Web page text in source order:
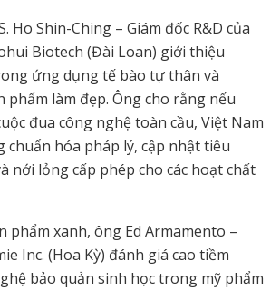
Ho Shin-Ching – Giám đốc R&D của
Biotech (Đài Loan) giới thiệu
ứng dụng tế bào tự thân và
phẩm làm đẹp. Ông cho rằng nếu
đua công nghệ toàn cầu, Việt Nam
chuẩn hóa pháp lý, cập nhật tiêu
nới lỏng cấp phép cho các hoạt chất
phẩm xanh, ông Ed Armamento –
Inc. (Hoa Kỳ) đánh giá cao tiềm
bảo quản sinh học trong mỹ phẩm